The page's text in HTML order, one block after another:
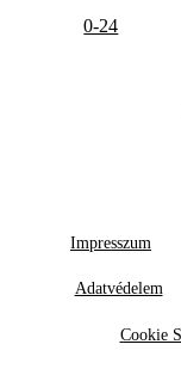
0-24
Impresszum
Adatvédelem
Cookie